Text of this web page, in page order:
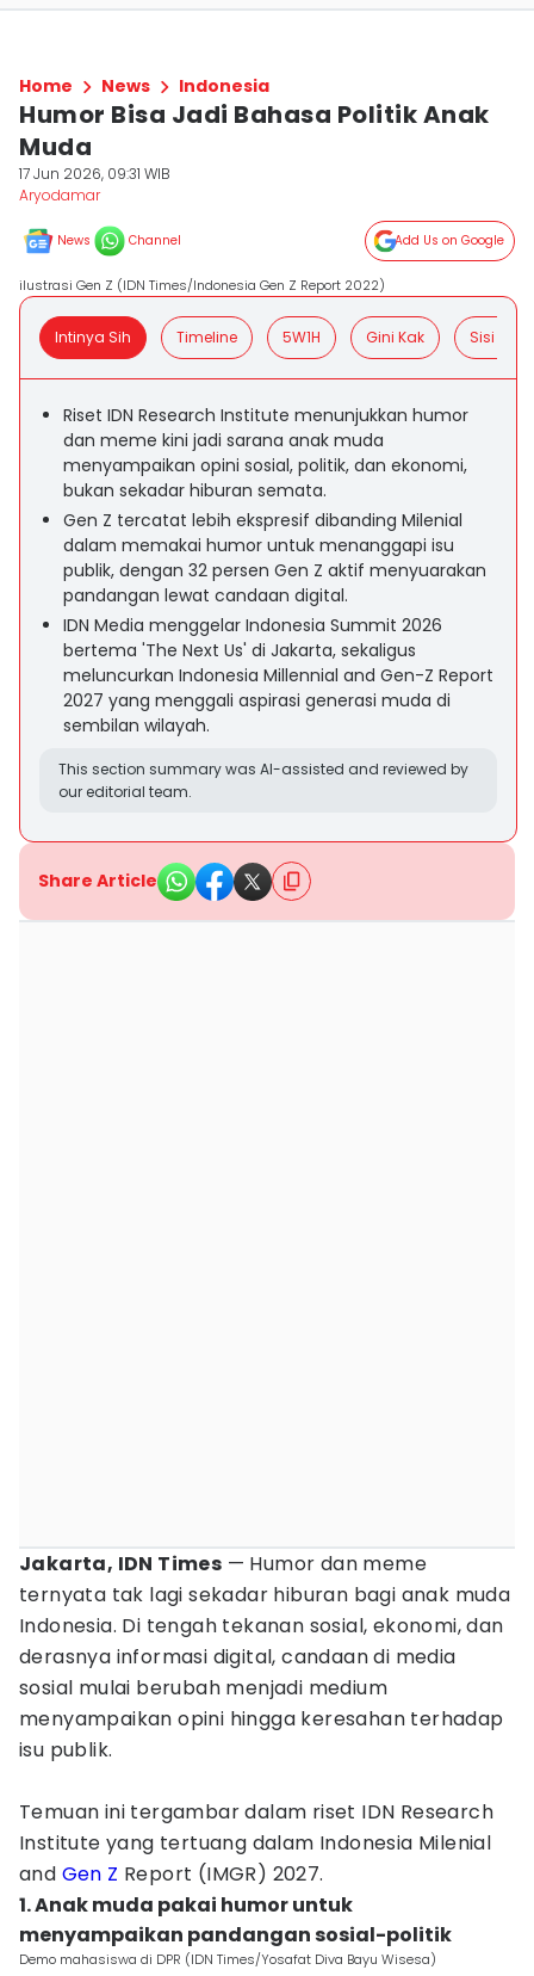
Home News Indonesia
Humor Bisa Jadi Bahasa Politik Anak
Muda
17 Jun 2026, 09:31 WIB
Aryodamar
News Channel Add Us on Google
ilustrasi Gen Z (IDN Times/Indonesia Gen Z Report 2022)
Intinya Sih Timeline 5W1H Gini Kak Sisi
Riset IDN Research Institute menunjukkan humor
dan meme kini jadi sarana anak muda
menyampaikan opini sosial, politik, dan ekonomi,
bukan sekadar hiburan semata.
Gen Z tercatat lebih ekspresif dibanding Milenial
dalam memakai humor untuk menanggapi isu
publik, dengan 32 persen Gen Z aktif menyuarakan
pandangan lewat candaan digital.
IDN Media menggelar Indonesia Summit 2026
bertema 'The Next Us' di Jakarta, sekaligus
meluncurkan Indonesia Millennial and Gen-Z Report
2027 yang menggali aspirasi generasi muda di
sembilan wilayah.
This section summary was AI-assisted and reviewed by
our editorial team.
Share Article
Jakarta, IDN Times — Humor dan meme
ternyata tak lagi sekadar hiburan bagi anak muda
Indonesia. Di tengah tekanan sosial, ekonomi, dan
derasnya informasi digital, candaan di media
sosial mulai berubah menjadi medium
menyampaikan opini hingga keresahan terhadap
isu publik.
Temuan ini tergambar dalam riset IDN Research
Institute yang tertuang dalam Indonesia Milenial
and Gen Z Report (IMGR) 2027.
1. Anak muda pakai humor untuk
menyampaikan pandangan sosial-politik
Demo mahasiswa di DPR (IDN Times/Yosafat Diva Bayu Wisesa)